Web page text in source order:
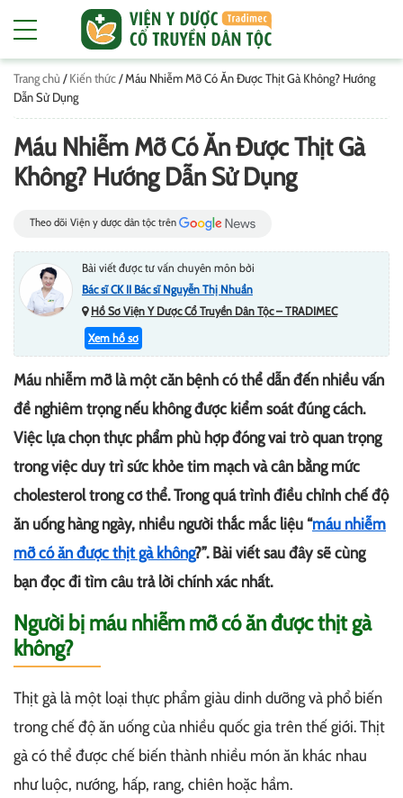
Trang chủ /Kiến thức/Máu Nhiễm Mỡ Có Ăn Được Thịt Gà Không? Hướng
Dẫn Sử Dụng
Máu Nhiễm Mỡ Có Ăn Được Thịt Gà
Không? Hướng Dẫn Sử Dụng
Theo dõi Viện y dược dân tộc trên
Bài viết được tư vấn chuyên môn bởi
Bác sĩ CK II Bác sĩ Nguyễn Thị Nhuần
Hồ Sơ Viện Y Dược Cổ Truyền Dân Tộc – TRADIMEC
Xem hồ sơ
Máu nhiễm mỡ là một căn bệnh có thể dẫn đến nhiều vấn
đề nghiêm trọng nếu không được kiểm soát đúng cách.
Việc lựa chọn thực phẩm phù hợp đóng vai trò quan trọng
trong việc duy trì sức khỏe tim mạch và cân bằng mức
cholesterol trong cơ thể. Trong quá trình điều chỉnh chế độ
ăn uống hàng ngày, nhiều người thắc mắc liệu “máu nhiễm
mỡ có ăn được thịt gà không?”. Bài viết sau đây sẽ cùng
bạn đọc đi tìm câu trả lời chính xác nhất.
Người bị máu nhiễm mỡ có ăn được thịt gà
không?
Thịt gà là một loại thực phẩm giàu dinh dưỡng và phổ biến
trong chế độ ăn uống của nhiều quốc gia trên thế giới. Thịt
gà có thể được chế biến thành nhiều món ăn khác nhau
như luộc, nướng, hấp, rang, chiên hoặc hầm.